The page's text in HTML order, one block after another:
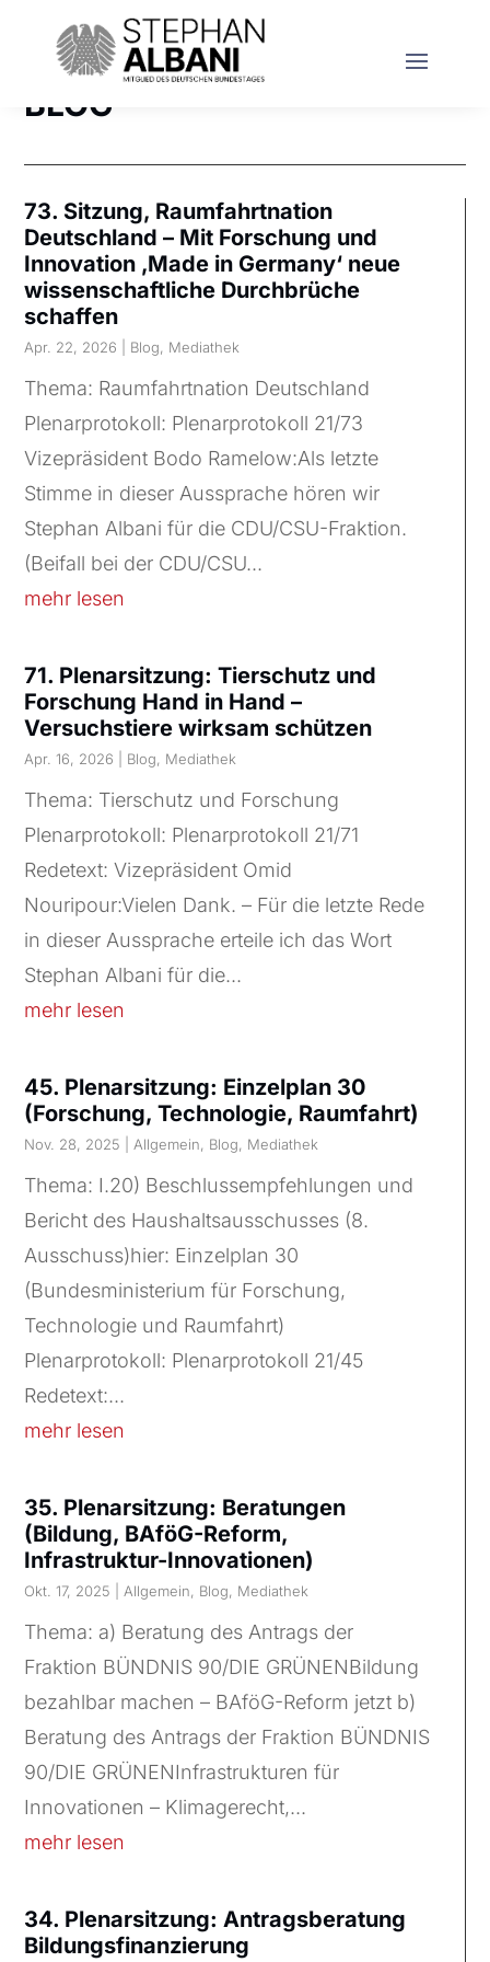
BLOG
73. Sitzung, Raumfahrtnation
Deutschland – Mit Forschung und
Innovation ‚Made in Germany‘ neue
wissenschaftliche Durchbrüche
schaffen
Apr. 22, 2026 Blog, Mediathek
Thema: Raumfahrtnation Deutschland
Plenarprotokoll: Plenarprotokoll 21/73
Vizepräsident Bodo Ramelow:Als letzte
Stimme in dieser Aussprache hören wir
Stephan Albani für die CDU/CSU-Fraktion.
(Beifall bei der CDU/CSU...
mehr lesen
71. Plenarsitzung: Tierschutz und
Forschung Hand in Hand –
Versuchstiere wirksam schützen
Apr. 16, 2026 Blog, Mediathek
Thema: Tierschutz und Forschung
Plenarprotokoll: Plenarprotokoll 21/71
Redetext: Vizepräsident Omid
Nouripour:Vielen Dank. – Für die letzte Rede
in dieser Aussprache erteile ich das Wort
Stephan Albani für die...
mehr lesen
45. Plenarsitzung: Einzelplan 30
(Forschung, Technologie, Raumfahrt)
Nov. 28, 2025 Allgemein, Blog, Mediathek
Thema: I.20) Beschlussempfehlungen und
Bericht des Haushaltsausschusses (8.
Ausschuss)hier: Einzelplan 30
(Bundesministerium für Forschung,
Technologie und Raumfahrt)
Plenarprotokoll: Plenarprotokoll 21/45
Redetext:...
mehr lesen
35. Plenarsitzung: Beratungen
(Bildung, BAföG-Reform,
Infrastruktur-Innovationen)
Okt. 17, 2025 Allgemein, Blog, Mediathek
Thema: a) Beratung des Antrags der
Fraktion BÜNDNIS 90/DIE GRÜNENBildung
bezahlbar machen – BAföG-Reform jetzt b)
Beratung des Antrags der Fraktion BÜNDNIS
90/DIE GRÜNENInfrastrukturen für
Innovationen – Klimagerecht,...
mehr lesen
34. Plenarsitzung: Antragsberatung
Bildungsfinanzierung